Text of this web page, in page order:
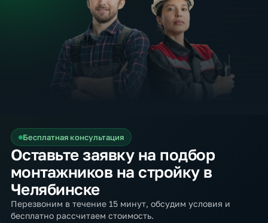
Бесплатная консультация
Оставьте заявку на подбор
монтажников на стройку в
Челябинске
Перезвоним в течение 15 минут, обсудим условия и
бесплатно рассчитаем стоимость.